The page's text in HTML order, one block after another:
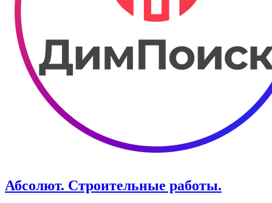
Абсолют. Строительные работы.